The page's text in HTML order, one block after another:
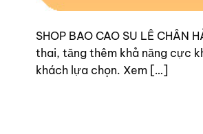
SHOP BAO CAO SU LÊ CHÂN
thai, tăng thêm khả năng cực
khách lựa chọn. Xem […]